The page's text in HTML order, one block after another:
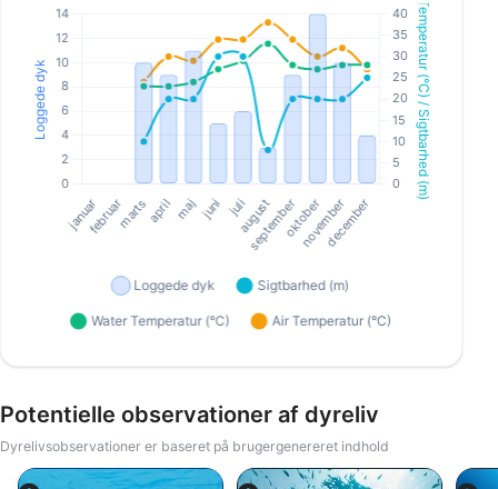
Potentielle observationer af dyreliv
Dyrelivsobservationer er baseret på brugergenereret indhold